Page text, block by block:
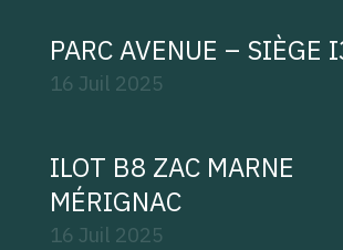
PARC AVENUE – SIÈGE
16 Juil 2025
ILOT B8 ZAC MARNE
MÉRIGNAC
16 Juil 2025